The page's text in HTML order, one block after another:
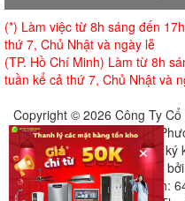
(*) Làm việc từ 8h sáng đến
thứ 7, Chủ Nhật và ngày lễ
(TP. Hồ Chí Minh) Làm từ 8h
tuần kể cả thứ 7, Chủ Nhật và
Copyright © 2026 Công Ty
Giấy chứng nhận đăng ký
Cấp ngày 18-07-2018
Địa chỉ đăng ký trụ sở chính:
×